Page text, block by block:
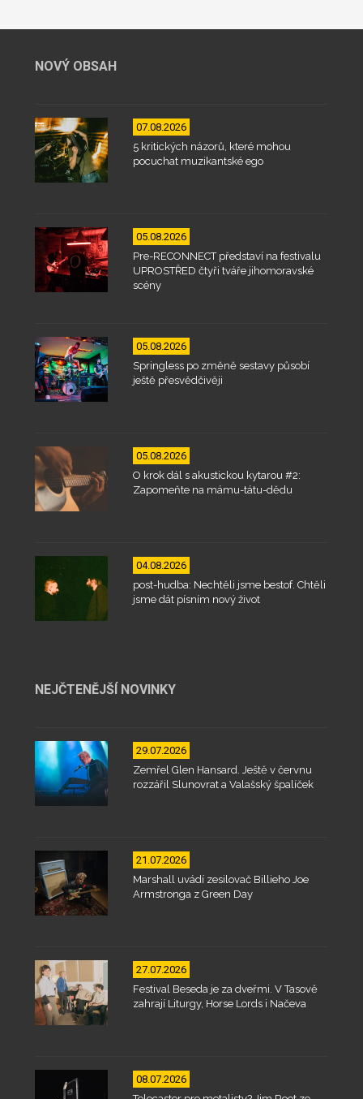
NOVÝ OBSAH
07.08.2026
5 kritických názorů, které mohou
pocuchat muzikantské ego
05.08.2026
Pre-RECONNECT představí na festivalu
UPROSTŘED čtyři tváře jihomoravské
scény
05.08.2026
Springless po změně sestavy působí
ještě přesvědčivěji
05.08.2026
O krok dál s akustickou kytarou #2:
Zapomeňte na mámu-tátu-dědu
04.08.2026
post-hudba: Nechtěli jsme bestof. Chtěli
jsme dát písním nový život
NEJČTENĚJŠÍ NOVINKY
29.07.2026
Zemřel Glen Hansard. Ještě v červnu
rozzářil Slunovrat a Valašský špalíček
21.07.2026
Marshall uvádí zesilovač Billieho Joe
Armstronga z Green Day
27.07.2026
Festival Beseda je za dveřmi. V Tasově
zahrají Liturgy, Horse Lords i Načeva
08.07.2026